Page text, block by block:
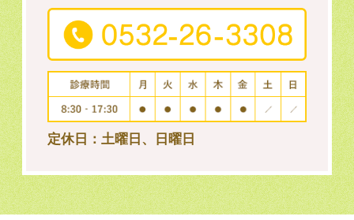
定休日：土曜日、日曜日